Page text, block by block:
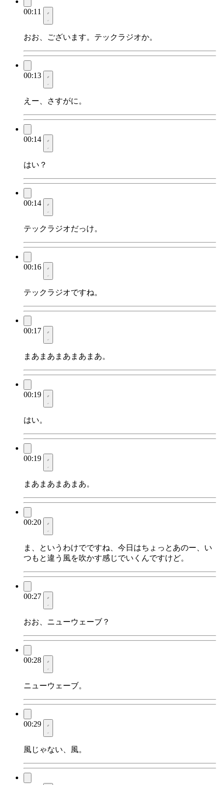
00:11
おお、ございます。テックラジオか。
00:13
えー、さすがに。
00:14
はい？
00:14
テックラジオだっけ。
00:16
テックラジオですね。
00:17
まあまあまあまあまあ。
00:19
はい。
00:19
まあまあまあまあ。
00:20
ま、というわけでですね、今日はちょっとあのー、い
つもと違う風を吹かす感じでいくんですけど。
00:27
おお、ニューウェーブ？
00:28
ニューウェーブ。
00:29
風じゃない、風。